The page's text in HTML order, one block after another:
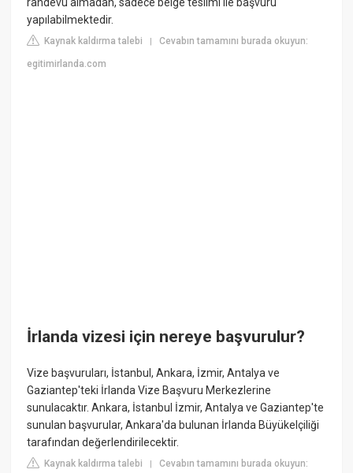
randevu almadan, sadece belge teslimi ile başvuru
yapılabilmektedir.
Kaynak kaldırma talebi |Cevabın tamamını burada okuyun:
egitimirlanda.com
İrlanda vizesi için nereye başvurulur?
Vize başvuruları, İstanbul, Ankara, İzmir, Antalya ve
Gaziantep'teki İrlanda Vize Başvuru Merkezlerine
sunulacaktır. Ankara, İstanbul İzmir, Antalya ve Gaziantep'te
sunulan başvurular, Ankara'da bulunan İrlanda Büyükelçiliği
tarafından değerlendirilecektir.
Kaynak kaldırma talebi |Cevabın tamamını burada okuyun: